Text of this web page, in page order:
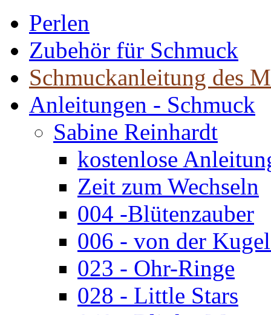
Perlen
Zubehör für Schmuck
Schmuckanleitung des
Anleitungen - Schmuck
Sabine Reinhardt
kostenlose
Zeit zum Wechseln
004 -Blütenzauber
006 - von der
023 - Ohr-Ringe
028 - Little Stars